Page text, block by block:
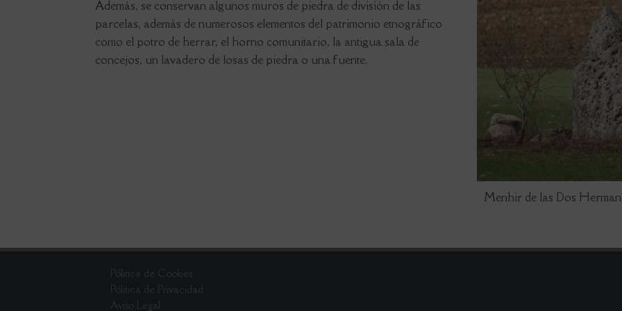
Además, se conservan algunos muros de piedra de división de las
parcelas, además de numerosos elementos del patrimonio etnográfico
como el potro de herrar, el horno comunitario, la antigua sala de
concejos, un lavadero de losas de piedra o una fuente.
Menhir de las Dos
Pólitica de Cookies
Pólitica de Privacidad
Aviso Legal